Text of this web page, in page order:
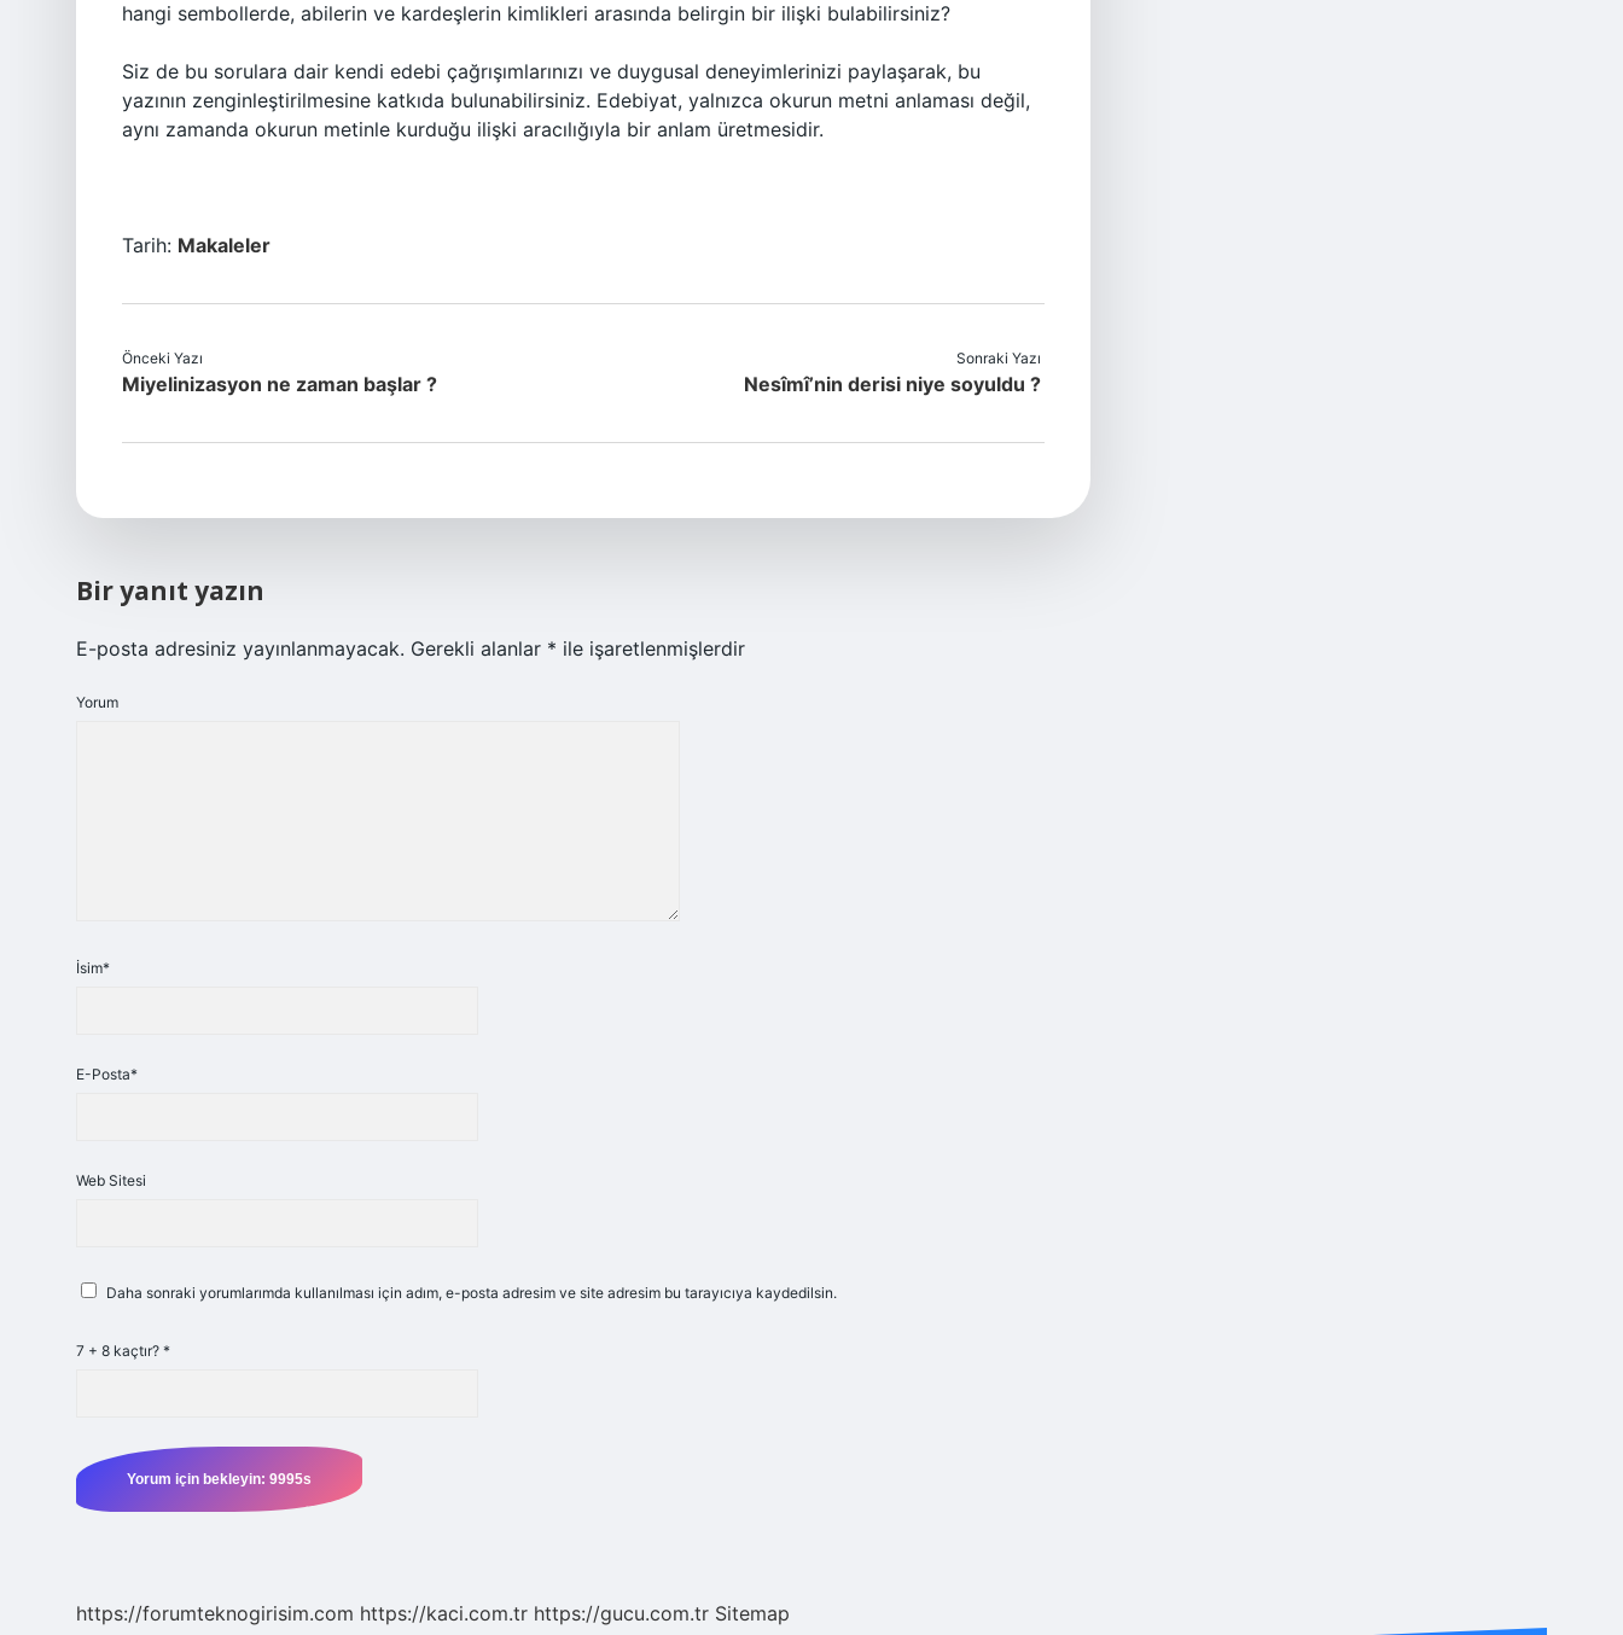
hangi sembollerde, abilerin ve kardeşlerin kimlikleri arasında belirgin bir ilişki bulabilirsiniz?
Siz de bu sorulara dair kendi edebi çağrışımlarınızı ve duygusal deneyimlerinizi paylaşarak, bu
yazının zenginleştirilmesine katkıda bulunabilirsiniz. Edebiyat, yalnızca okurun metni anlaması değil,
aynı zamanda okurun metinle kurduğu ilişki aracılığıyla bir anlam üretmesidir.
Tarih: Makaleler
Önceki Yazı
Miyelinizasyon ne zaman başlar ?
Sonraki Yazı
Nesîmî’nin derisi niye soyuldu ?
Bir yanıt yazın
E-posta adresiniz yayınlanmayacak. Gerekli alanlar * ile işaretlenmişlerdir
Yorum
İsim*
E-Posta*
Web Sitesi
Daha sonraki yorumlarımda kullanılması için adım, e-posta adresim ve site adresim bu tarayıcıya kaydedilsin.
7 + 8 kaçtır? *
https://forumteknogirisim.com https://kaci.com.tr https://gucu.com.tr Sitemap